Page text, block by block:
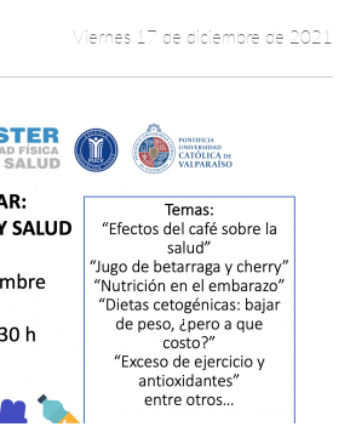
Viernes 17 de diciembre de 2021